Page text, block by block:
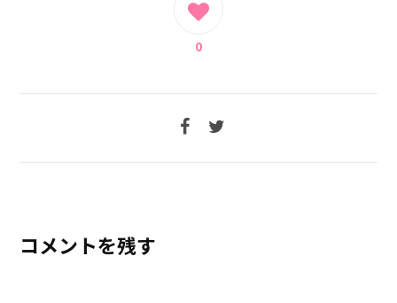
0
コメントを残す